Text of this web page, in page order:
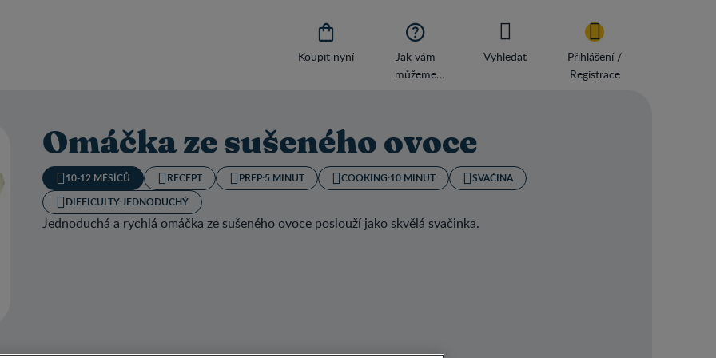

Koupit nyní

Jak vám
můžeme
Vyhledat
Přihlášení /
Registrace
Omáčka ze sušeného ovoce
10-12 MĚSÍCŮ RECEPT PREP:5 MINUT COOKING:10 MINUT
SVAČINA
DIFFICULTY:JEDNODUCHÝ
Jednoduchá a rychlá omáčka ze sušeného ovoce poslouží jako skvělá svačinka.